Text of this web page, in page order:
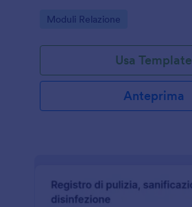
Go to Category:
Moduli Relazione
Usa Template
Anteprima